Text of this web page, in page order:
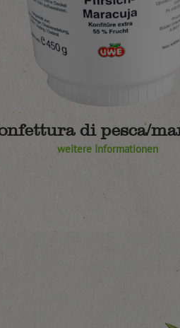
di pesca/
weitere Informationen